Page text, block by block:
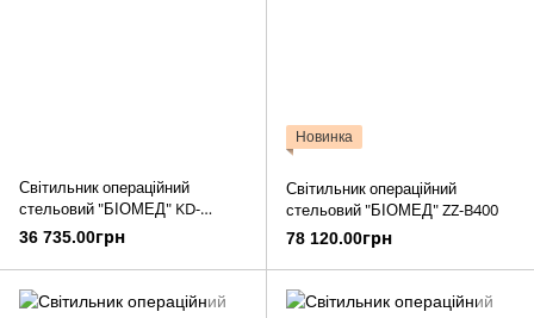
Світильник операційний
стельовий "БІОМЕД" KD-
2012D-2
36 735.00грн
Новинка
Світильник операційний
стельовий "БІОМЕД" ZZ-B400
78 120.00грн